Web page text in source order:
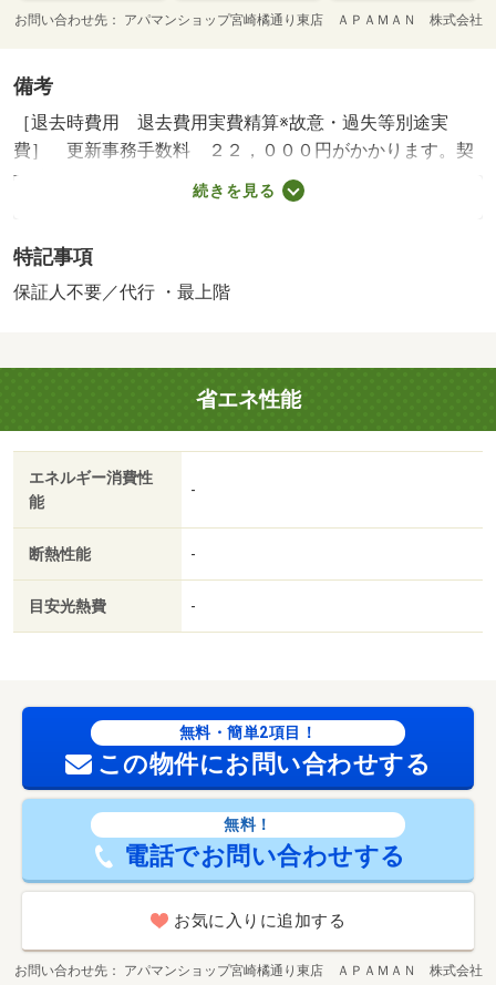
お問い合わせ先 アパマンショップ宮崎橘通り東店 ＡＰＡＭＡＮ 株式会社
備考
［退去時費用 退去費用実費精算※故意・過失等別途実
費］ 更新事務手数料 ２２，０００円がかかります。契
約時にクリーニング費７０，０００円、鍵セット費３，３
００円（税込）が必要となります。貸主インボイス登録あ
可/クリーニング費 70000円/ｒｕｕｍサポート（課税対
象） 1980円/賃貸戸数:6戸
続きを見る
特記事項
保証人不要／代行 ・最上階
省エネ性能
エネルギー消費性
能
-
断熱性能 -
目安光熱費 -
無料・簡単2項目！
この物件にお問い合わせする
無料！
電話でお問い合わせする
お気に入りに追加する
お問い合わせ先
アパマンショップ宮崎橘通り東店 ＡＰＡＭＡＮ 株式会社